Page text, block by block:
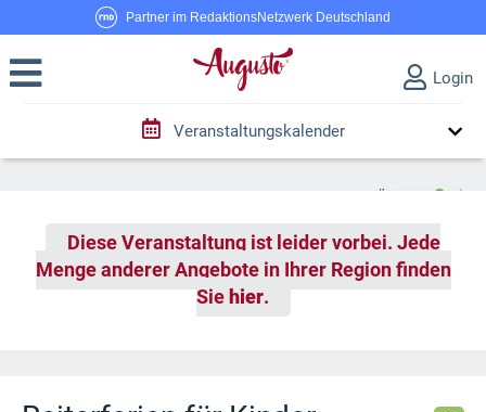
Partner im RedaktionsNetzwerk Deutschland
Login
Veranstaltungskalender
Diese Veranstaltung ist leider vorbei. Jede
Menge anderer Angebote in Ihrer Region finden
Sie hier.